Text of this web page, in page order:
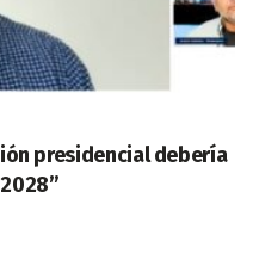
presidencial debería